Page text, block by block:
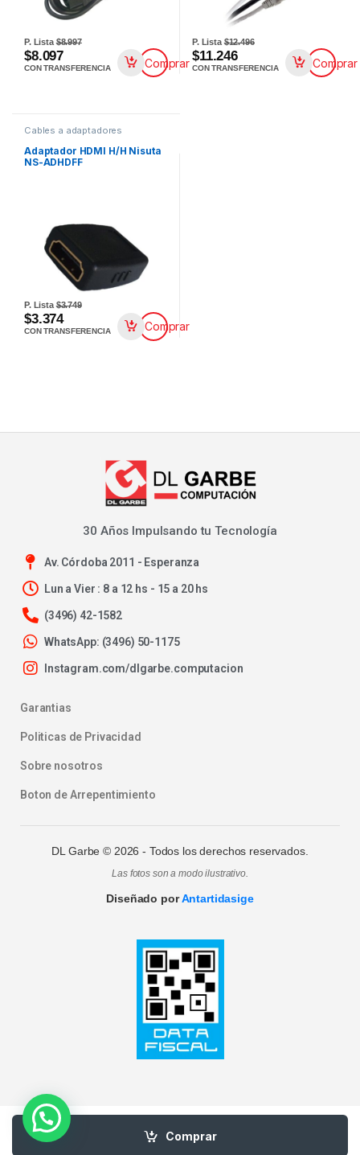
Comprar
P. Lista$8.997
$8.097
CON TRANSFERENCIA Comprar
P. Lista$12.496
$11.246
CON TRANSFERENCIA Comprar
Cables a adaptadores
Adaptador HDMI H/H Nisuta
NS-ADHDFF
P. Lista$3.749
$3.374
CON TRANSFERENCIA Comprar
30 Años Impulsando tu Tecnología
Av. Córdoba 2011 - Esperanza
Lun a Vier : 8 a 12 hs - 15 a 20 hs
(3496) 42-1582
WhatsApp: (3496) 50-1175
Instagram.com/dlgarbe.computacion
Garantias
Politicas de Privacidad
Sobre nosotros
Boton de Arrepentimiento
DL Garbe © 2026 - Todos los derechos reservados.
Las fotos son a modo ilustrativo.
Diseñado porAntartidasige